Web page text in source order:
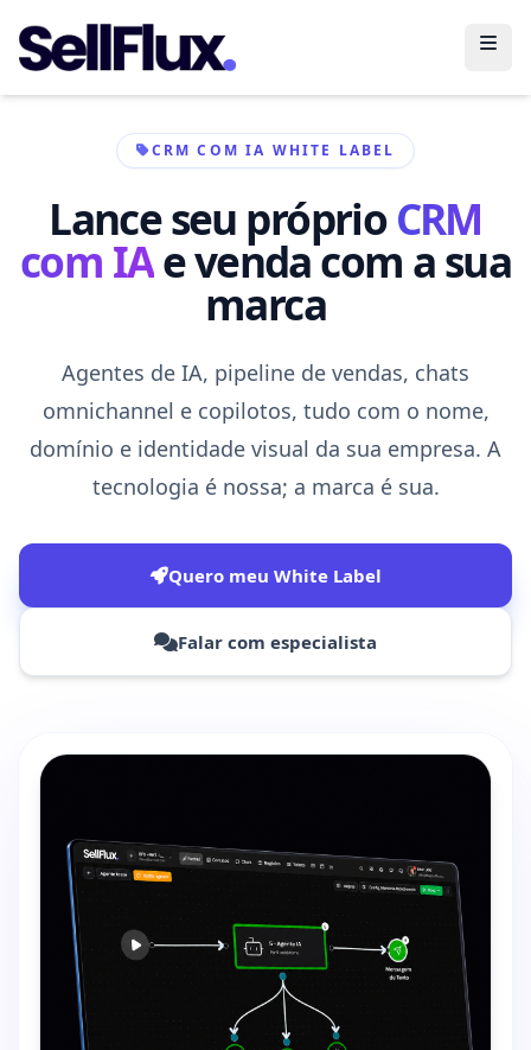
CRM COM IA WHITE LABEL
Lance seu próprioCRM
com IAe venda com a sua
marca
Agentes de IA, pipeline de vendas, chats
omnichannel e copilotos, tudo com o nome,
domínio e identidade visual da sua empresa. A
tecnologia é nossa; a marca é sua.
Quero meu White Label
Falar com especialista